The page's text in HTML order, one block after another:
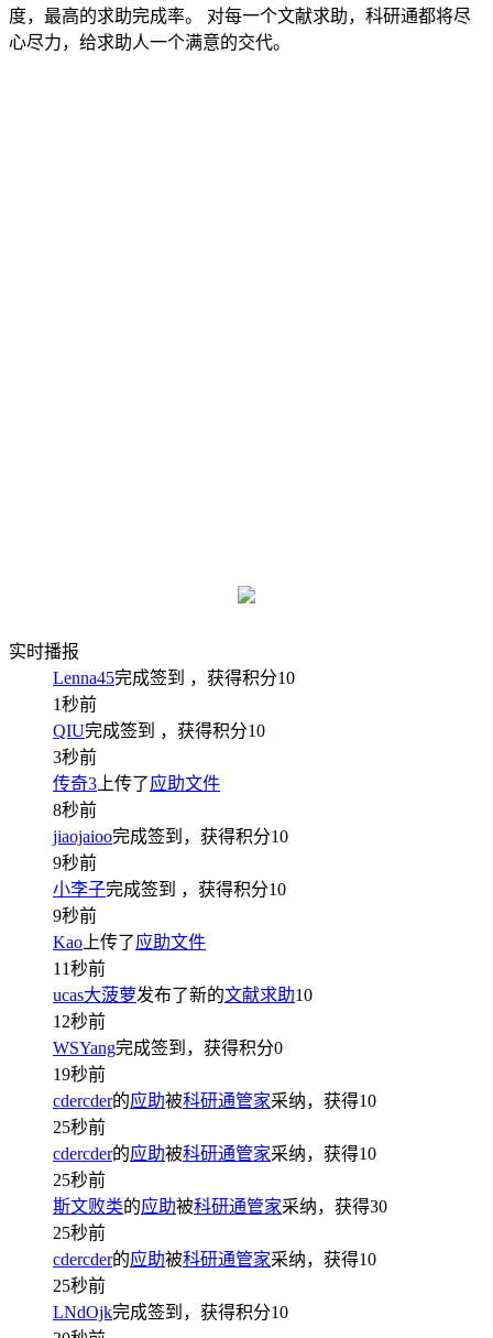
度，最高的求助完成率。 对每一个文献求助，科研通都将尽
心尽力，给求助人一个满意的交代。
实时播报
Lenna45完成签到 ，获得积分10
1秒前
QIU完成签到 ，获得积分10
3秒前
传奇3上传了 应助文件
8秒前
jiaojaioo完成签到，获得积分10
9秒前
小李子完成签到 ，获得积分10
9秒前
Kao上传了 应助文件
11秒前
ucas大菠萝发布了新的文献求助10
12秒前
WSYang完成签到，获得积分0
19秒前
cdercder的应助被科研通管家采纳，获得10
25秒前
cdercder的应助被科研通管家采纳，获得10
25秒前
斯文败类的应助被科研通管家采纳，获得30
25秒前
cdercder的应助被科研通管家采纳，获得10
25秒前
LNdOjk完成签到，获得积分10